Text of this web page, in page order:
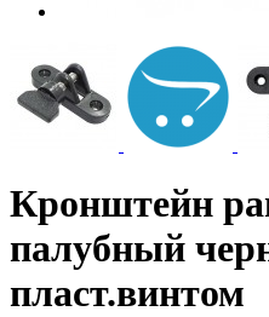
Кронштейн
палубный
пласт.винтом